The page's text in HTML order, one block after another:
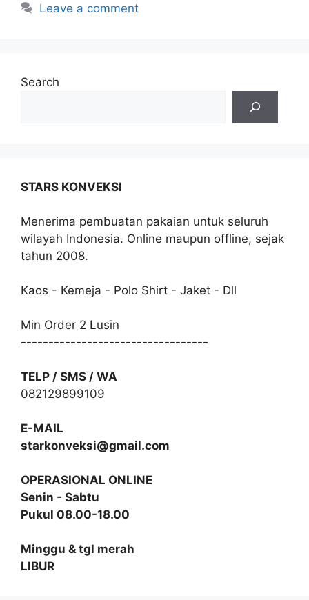
Leave a comment
Search
STARS KONVEKSI
Menerima pembuatan pakaian untuk seluruh
wilayah Indonesia. Online maupun offline, sejak
tahun 2008.
Kaos - Kemeja - Polo Shirt - Jaket - Dll
Min Order 2 Lusin
----------------------------------
TELP / SMS / WA
082129899109
E-MAIL
starkonveksi@gmail.com
OPERASIONAL ONLINE
Senin - Sabtu
Pukul 08.00-18.00
Minggu & tgl merah
LIBUR